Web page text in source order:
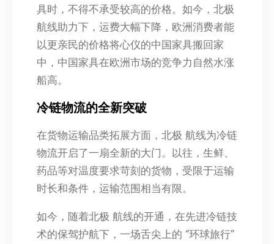
具时，不得不承受较高的价格。如今，北极
航线助力下，运费大幅下降，欧洲消费者能
以更亲民的价格将心仪的中国家具搬回家
中，中国家具在欧洲市场的竞争力自然水涨
船高。
冷链物流的全新突破
在货物运输品类拓展方面，北极 航线为冷链
物流开启了一扇全新的大门。以往，生鲜、
药品等对温度要求苛刻的货物，受限于运输
时长和条件，运输范围相当有限。
如今，随着北极 航线的开通，在先进冷链技
术的保驾护航下，一场舌尖上的 “环球旅行”